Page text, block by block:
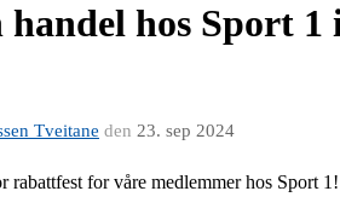
handel hos Sport 1
Tveitane den 23. sep 2024
rabattfest for våre medlemmer hos Sport 1!